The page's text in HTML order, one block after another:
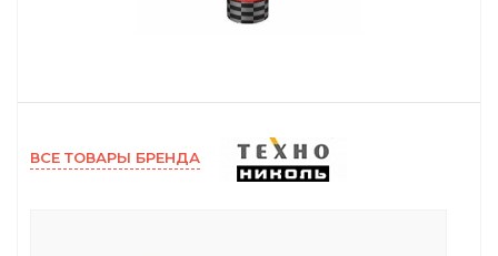
ВСЕ ТОВАРЫ БРЕНДА